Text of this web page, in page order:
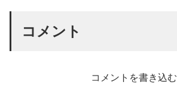
コメント
コメントを書き込む